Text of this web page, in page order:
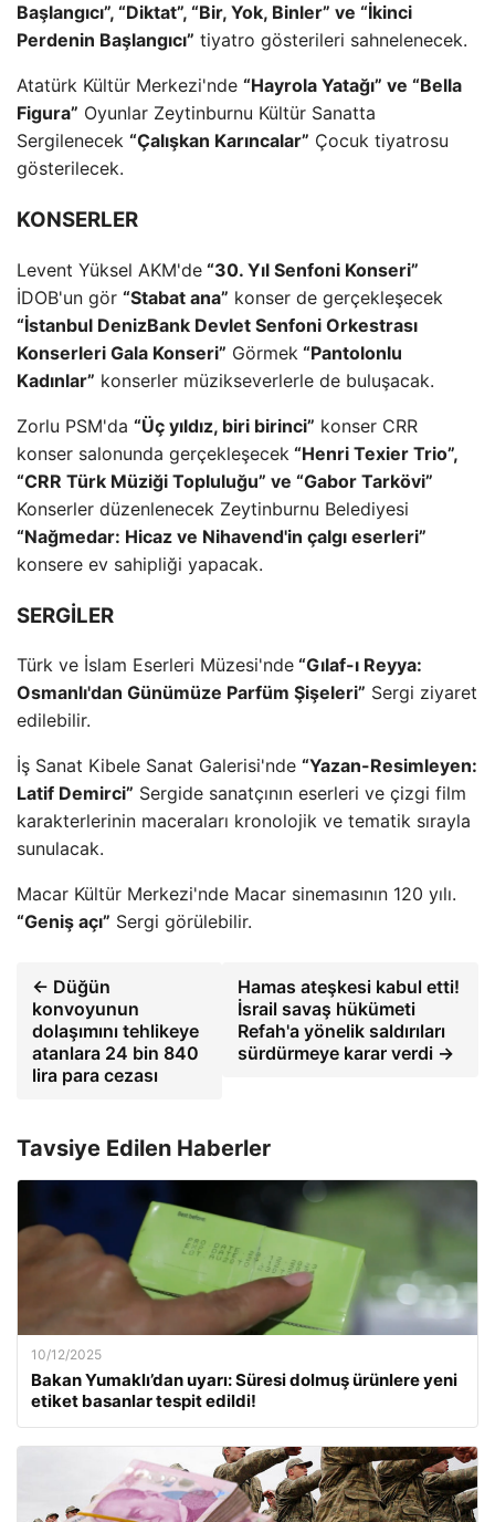
Başlangıcı”, “Diktat”, “Bir, Yok, Binler” ve “İkinci
Perdenin Başlangıcı” tiyatro gösterileri sahnelenecek.
Atatürk Kültür Merkezi'nde “Hayrola Yatağı” ve “Bella
Figura” Oyunlar Zeytinburnu Kültür Sanatta
Sergilenecek “Çalışkan Karıncalar” Çocuk tiyatrosu
gösterilecek.
KONSERLER
Levent Yüksel AKM'de “30. Yıl Senfoni Konseri”
İDOB'un gör “Stabat ana” konser de gerçekleşecek
“İstanbul DenizBank Devlet Senfoni Orkestrası
Konserleri Gala Konseri” Görmek “Pantolonlu
Kadınlar” konserler müzikseverlerle de buluşacak.
Zorlu PSM'da “Üç yıldız, biri birinci” konser CRR
konser salonunda gerçekleşecek “Henri Texier Trio”,
“CRR Türk Müziği Topluluğu” ve “Gabor Tarkövi”
Konserler düzenlenecek Zeytinburnu Belediyesi
“Nağmedar: Hicaz ve Nihavend'in çalgı eserleri”
konsere ev sahipliği yapacak.
SERGİLER
Türk ve İslam Eserleri Müzesi'nde “Gılaf-ı Reyya:
Osmanlı'dan Günümüze Parfüm Şişeleri” Sergi ziyaret
edilebilir.
İş Sanat Kibele Sanat Galerisi'nde “Yazan-Resimleyen:
Latif Demirci” Sergide sanatçının eserleri ve çizgi film
karakterlerinin maceraları kronolojik ve tematik sırayla
sunulacak.
Macar Kültür Merkezi'nde Macar sinemasının 120 yılı.
“Geniş açı” Sergi görülebilir.
← Düğün
konvoyunun
dolaşımını tehlikeye
atanlara 24 bin 840
lira para cezası
Hamas ateşkesi kabul etti!
İsrail savaş hükümeti
Refah'a yönelik saldırıları
sürdürmeye karar verdi →
Tavsiye Edilen Haberler
10/12/2025
Bakan Yumaklı’dan uyarı: Süresi dolmuş ürünlere yeni
etiket basanlar tespit edildi!